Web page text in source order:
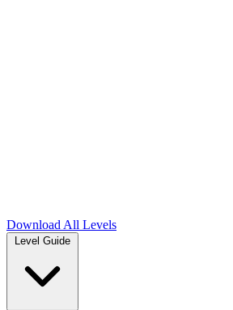
Download All Levels
Level Guide